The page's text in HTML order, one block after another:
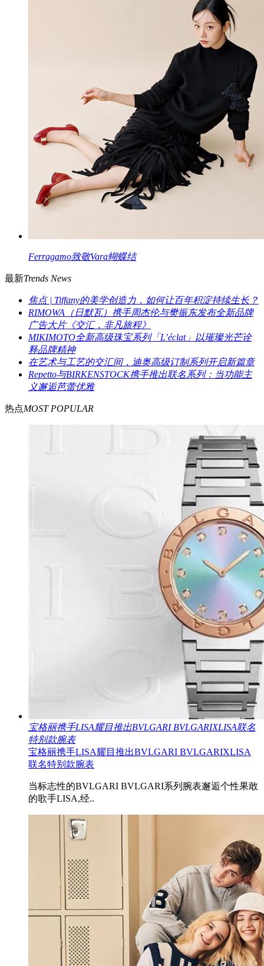
Ferragamo致敬Vara蝴蝶结
最新Trends News
焦点 | Tiffany的美学创造力，如何让百年积淀持续生长？
RIMOWA（日默瓦）携手周杰伦与樊振东发布全新品牌
广告大片《交汇，非凡旅程》
MIKIMOTO全新高级珠宝系列「L’éclat」以璀璨光芒诠
释品牌精神
在艺术与工艺的交汇间，迪奥高级订制系列开启新篇章
Repetto与BIRKENSTOCK携手推出联名系列：当功能主
义邂逅芭蕾优雅
热点MOST POPULAR
宝格丽携手LISA耀目推出BVLGARI BVLGARIXLISA联名
特别款腕表
宝格丽携手LISA耀目推出BVLGARI BVLGARIXLISA
联名特别款腕表
当标志性的BVLGARI BVLGARI系列腕表邂逅个性果敢
的歌手LISA,经..